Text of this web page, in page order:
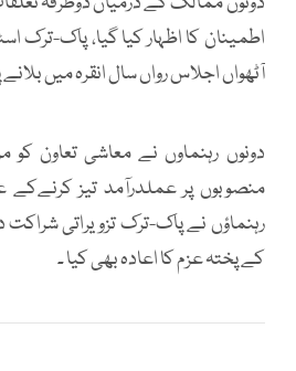
اطمینان کا اظہار کیا گیا، پاک-ترک
آٹھواں اجلاس رواں سال انقرہ میں بلانے
دونوں رہنماوں نے معاشی تعاون کو
منصوبوں پر عملدرآمد تیز کرنےکے
رہنماؤں نے پاک-ترک تزویراتی
کے پختہ عزم کا اعادہ بھی کیا ۔